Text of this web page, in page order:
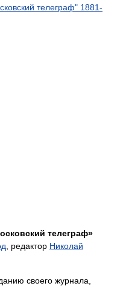
телеграф" 1881-
телеграф»
, редактор Николай
своего журнала,